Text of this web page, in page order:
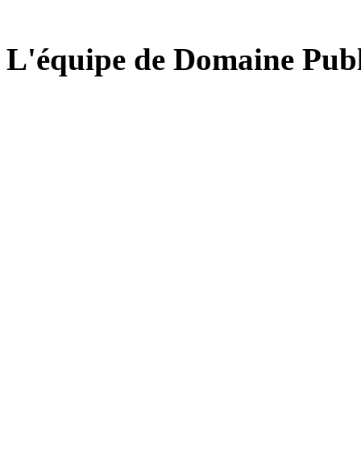
L'équipe de Domaine